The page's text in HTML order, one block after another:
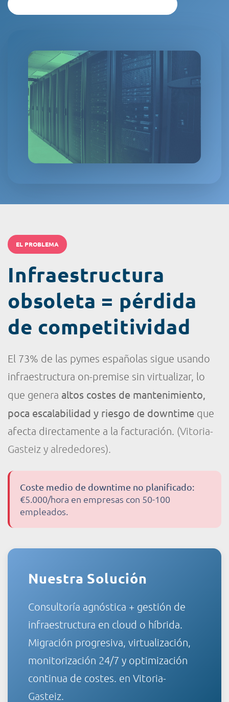
EL PROBLEMA
Infraestructura
obsoleta = pérdida
de competitividad
El 73% de las pymes españolas sigue usando
infraestructura on-premise sin virtualizar, lo
que genera altos costes de mantenimiento,
poca escalabilidad y riesgo de downtime que
afecta directamente a la facturación. (Vitoria-
Gasteiz y alrededores).
Coste medio de downtime no planificado:
€5.000/hora en empresas con 50-100
empleados.
Nuestra Solución
Consultoría agnóstica + gestión de
infraestructura en cloud o híbrida.
Migración progresiva, virtualización,
monitorización 24/7 y optimización
continua de costes. en Vitoria-
Gasteiz.